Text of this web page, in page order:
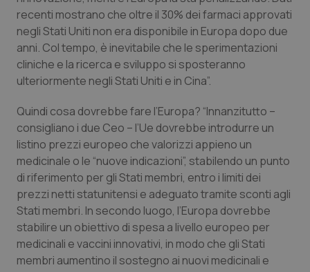
Oncologia & Nutrizione
Psoriasi & pelle
Quotidiano Cardiologia
Quotidiano Chirurgia
Quotidiano Oncologia
Quotidiano Pediatria
Rene & patologie urogenitali
recenti mostrano che oltre il 30% dei farmaci approvati
negli Stati Uniti non era disponibile in Europa dopo due
anni. Col tempo, è inevitabile che le sperimentazioni
cliniche e la ricerca e sviluppo si sposteranno
ulteriormente negli Stati Uniti e in Cina”.
Quindi cosa dovrebbe fare l’Europa? “Innanzitutto –
consigliano i due Ceo – l’Ue dovrebbe introdurre un
listino prezzi europeo che valorizzi appieno un
medicinale o le “nuove indicazioni”, stabilendo un punto
di riferimento per gli Stati membri, entro i limiti dei
prezzi netti statunitensi e adeguato tramite sconti agli
Stati membri. In secondo luogo, l’Europa dovrebbe
stabilire un obiettivo di spesa a livello europeo per
medicinali e vaccini innovativi, in modo che gli Stati
membri aumentino il sostegno ai nuovi medicinali e